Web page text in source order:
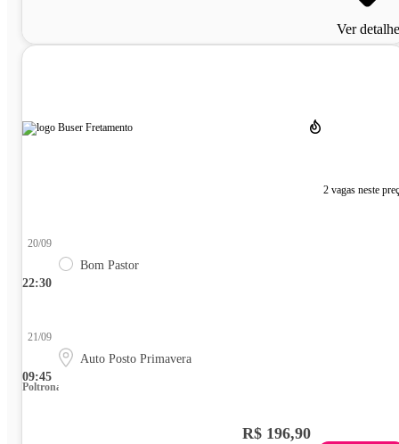
Ver
2 vagas neste
22:30
20/09
Bom Pastor
09:45
21/09
Auto Posto Primavera
Poltrona
R$ 196,90